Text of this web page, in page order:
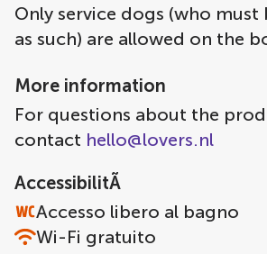
Only service dogs (who
as such) are allowed on the
More information
For questions about the
contact hello@lovers.nl
AccessibilitÃ
Accesso libero al bagno
Wi-Fi gratuito